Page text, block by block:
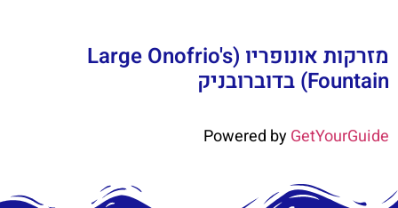
מזרקות אונופריו (Large Onofrio's
Fountain) בדוברובניק
Powered byGetYourGuide